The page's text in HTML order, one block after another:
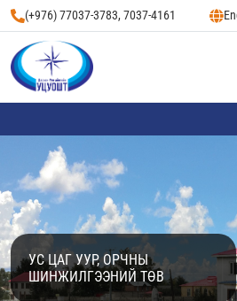
(+976) 77037-3783, 7037-4161
УС ЦАГ УУР, ОРЧНЫ
ШИНЖИЛГЭЭНИЙ ТӨВ